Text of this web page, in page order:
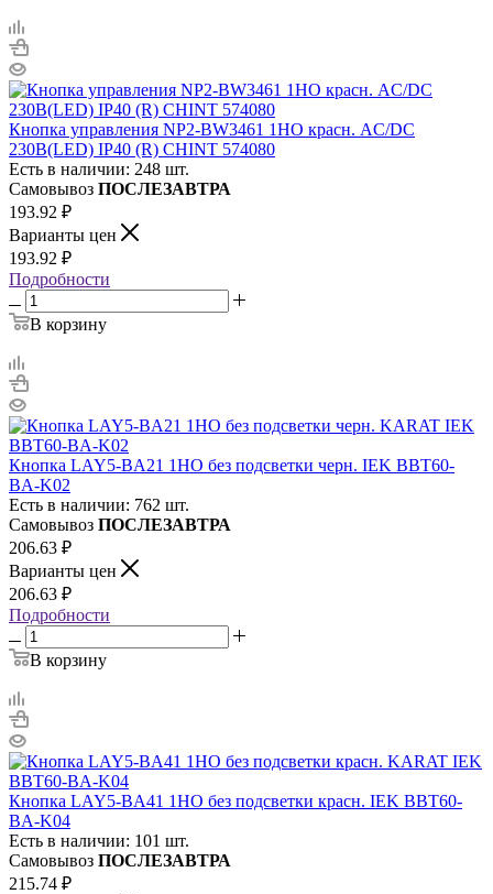
Кнопка управления NP2-BW3461 1НО красн. AC/DC
230В(LED) IP40 (R) CHINT 574080
Есть в наличии: 248 шт.
Самовывоз ПОСЛЕЗАВТРА
193.92 ₽
Варианты цен
193.92 ₽
Подробности
В корзину
Кнопка LAY5-BA21 1НО без подсветки черн. IEK BBT60-
BA-K02
Есть в наличии: 762 шт.
Самовывоз ПОСЛЕЗАВТРА
206.63 ₽
Варианты цен
206.63 ₽
Подробности
В корзину
Кнопка LAY5-BA41 1НО без подсветки красн. IEK BBT60-
BA-K04
Есть в наличии: 101 шт.
Самовывоз ПОСЛЕЗАВТРА
215.74 ₽